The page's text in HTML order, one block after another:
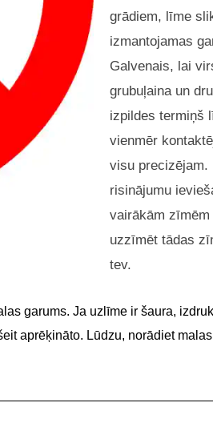
grādiem, līme
izmantojamas
Galvenais, lai
grubuļaina un
izpildes termiņš
vienmēr
visu precizējam.
risinājumu
vairākām
uzzīmēt tādas
tev.
garums. Ja uzlīme ir šaura,
aprēķināto. Lūdzu, norādiet